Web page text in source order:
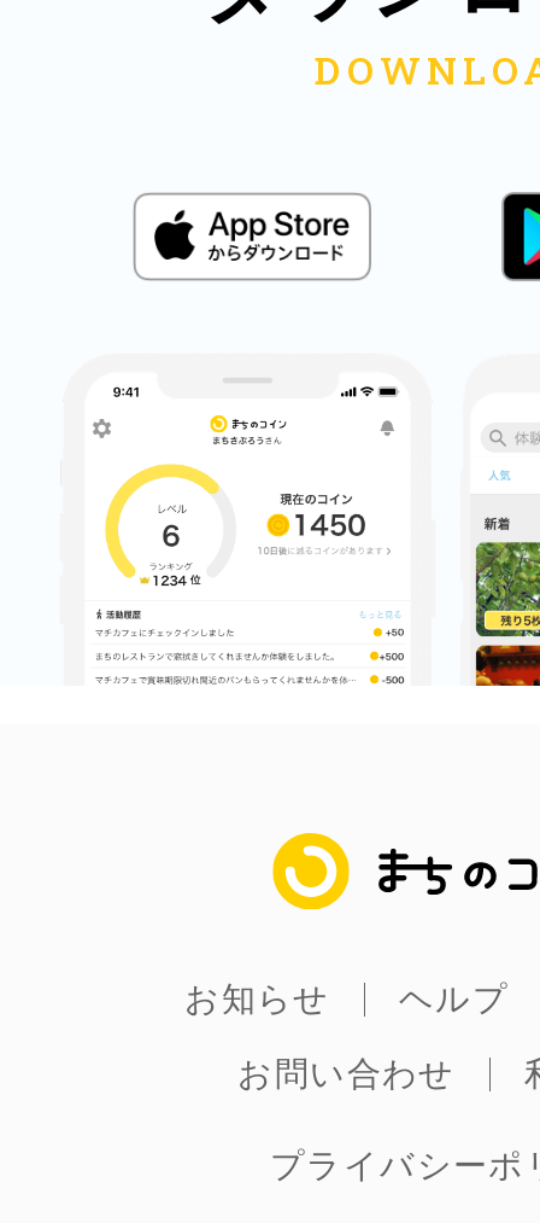
まちのコイン
お知らせ
ヘルプ
お問い合わせ
プライバシーポ